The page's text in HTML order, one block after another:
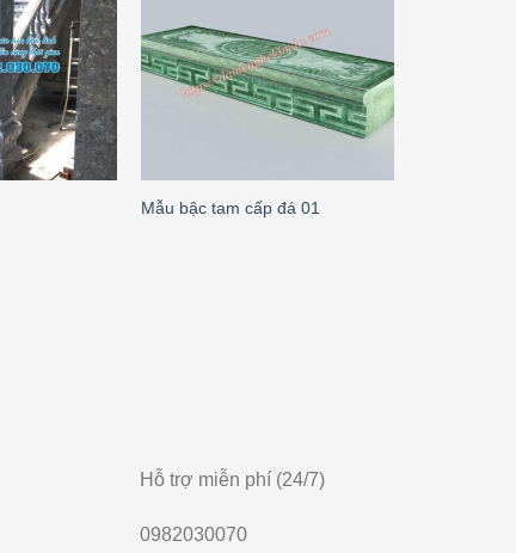
Mẫu bậc tam cấp đá 01
Hỗ trợ miễn phí (24/7)
0982030070